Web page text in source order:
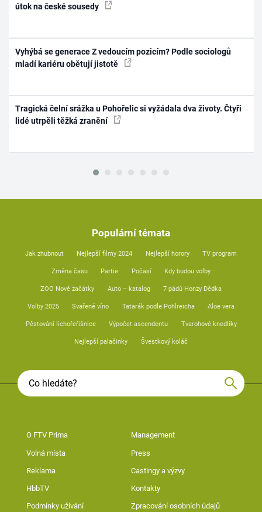
útok na české sousedy
Vyhýbá se generace Z vedoucím pozicím? Podle sociologů
mladí kariéru obětují jistotě
Tragická čelní srážka u Pohořelic si vyžádala dva životy. Čtyři
lidé utrpěli těžká zranění
Populární témata
Jak zhubnout Nejlepší filmy 2024 Nejlepší horory TV program
Změna času Partie Počasí Kdy budou volby
ZOO Nové začátky Auto – katalog 7 pádů Honzy Dědka
Volby 2025 Svařené víno Tatarák podle Pohlreicha Aloe vera
Pěstování lichořeřišnice Výpočet ascendentu Tvarohové knedlíky
Nejlepší palačinky Švestkový koláč
O FTV Prima Management
Volná místa Press
Reklama Castingy a výzvy
HbbTV Kontakty
Podmínky užívání Zpracování osobních údajů